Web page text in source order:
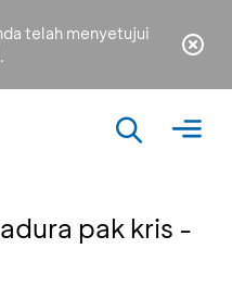
telah menyetujui
pak kris -